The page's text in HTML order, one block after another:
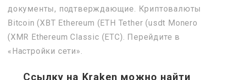
документы, подтверждающие. Криптовалюты
Bitcoin (XBT Ethereum (ETH Tether (usdt Monero
(XMR Ethereum Classic (ETC). Перейдите в
«Настройки сети».
Ссылку на Kraken можно найти